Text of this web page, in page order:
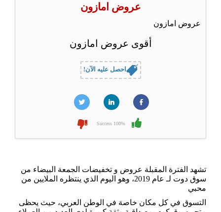
عروض امازون
عروض امازون
أقوى عروض امازون
احصل عليه الآن!
100% Success
تشهد الفترة المقبلة عروض و تخفيضات الجمعة البيضاء من
سوق دوت لـ عام 2019، وهو اليوم الذي ينتظره الملايين من
محبي
التسوق في كل مكان خاصة في الوطن العربي، حيث يحظى